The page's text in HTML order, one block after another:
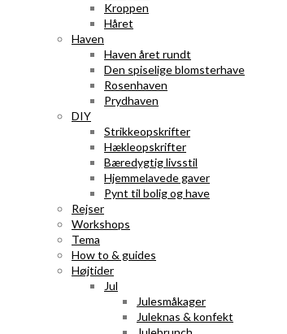
Kroppen
Håret
Haven
Haven året rundt
Den spiselige blomsterhave
Rosenhaven
Prydhaven
DIY
Strikkeopskrifter
Hækleopskrifter
Bæredygtig livsstil
Hjemmelavede gaver
Pynt til bolig og have
Rejser
Workshops
Tema
How to & guides
Højtider
Jul
Julesmåkager
Juleknas & konfekt